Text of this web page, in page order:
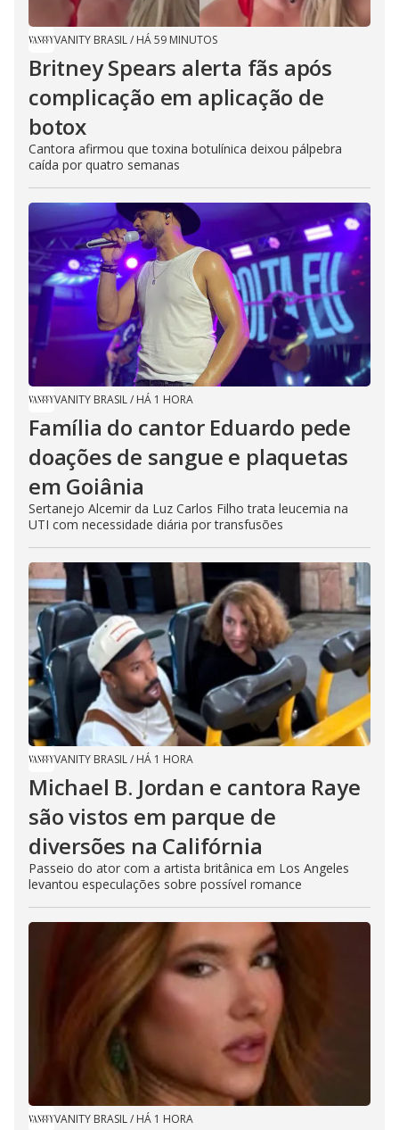
VANITY BRASIL/ HÁ 59 MINUTOS
Britney Spears alerta fãs após
complicação em aplicação de
botox
Cantora afirmou que toxina botulínica deixou pálpebra
caída por quatro semanas
VANITY BRASIL/ HÁ 1 HORA
Família do cantor Eduardo pede
doações de sangue e plaquetas
em Goiânia
Sertanejo Alcemir da Luz Carlos Filho trata leucemia na
UTI com necessidade diária por transfusões
VANITY BRASIL/ HÁ 1 HORA
Michael B. Jordan e cantora Raye
são vistos em parque de
diversões na Califórnia
Passeio do ator com a artista britânica em Los Angeles
levantou especulações sobre possível romance
VANITY BRASIL/ HÁ 1 HORA